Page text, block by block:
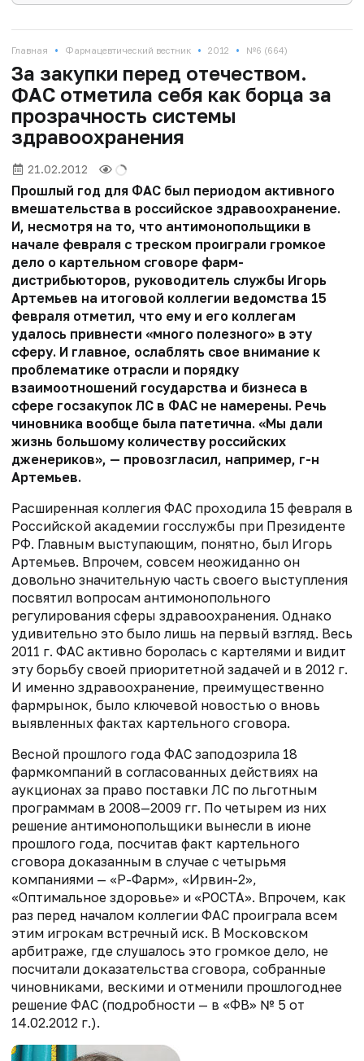
Главная • Фармацевтический вестник • 2012 • №6 (664)
За закупки перед отечеством.
ФАС отметила себя как борца за
прозрачность системы
здравоохранения
21.02.2012
Прошлый год для ФАС был периодом активного
вмешательства в российское здравоохранение.
И, несмотря на то, что антимонопольщики в
начале февраля с треском проиграли громкое
дело о картельном сговоре фарм­
дистрибьюторов, руководитель службы Игорь
Артемьев на итоговой коллегии ведомства 15
февраля отметил, что ему и его коллегам
удалось привнести «много полезного» в эту
сферу. И главное, ослаблять свое внимание к
проблематике отрасли и порядку
взаимоотношений государства и бизнеса в
сфере госзакупок ЛС в ФАС не намерены. Речь
чиновника вообще была патетична. «Мы дали
жизнь большому количеству российских
дженериков», — провозгласил, например, г-н
Артемьев.
Расширенная коллегия ФАС проходила 15 февраля в
Российской академии госслужбы при Президенте
РФ. Главным выступающим, понятно, был Игорь
Артемьев. Впрочем, совсем неожиданно он
довольно значительную часть своего выступления
посвятил вопросам антимонопольного
регулирования сферы здравоохранения. Однако
удивительно это было лишь на первый взгляд. Весь
2011 г. ФАС активно боролась с картелями и видит
эту борьбу своей приоритетной задачей и в 2012 г.
И именно здравоохранение, преимущественно
фармрынок, было ключевой новостью о вновь
выявленных фактах картельного сговора.
Весной прошлого года ФАС заподоз­рила 18
фармкомпаний в согласованных действиях на
аукционах за право поставки ЛС по льготным
программам в 2008—2009 гг. По четырем из них
решение антимонопольщики вынесли в июне
прошлого года, посчитав факт картельного
сговора доказанным в случае с четырьмя
компаниями — «Р-Фарм», «Ирвин-2»,
«Оптимальное здоровье» и «РОСТА». Впрочем, как
раз перед началом коллегии ФАС проиграла всем
этим игрокам встречный иск. В Московском
арбитраже, где слушалось это громкое дело, не
посчитали доказательства сговора, собранные
чиновниками, вескими и отменили прошлогоднее
решение ФАС (подробности — в «ФВ» № 5 от
14.02.2012 г.).